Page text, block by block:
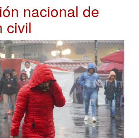
nacional de
civil